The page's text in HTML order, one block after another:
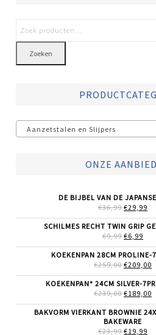
Zoeken
Aanzetstalen en Slijpers
ONZE
DE BIJBEL VAN DE
€36,99
WAS:
€36,99.
€29,99
IS:
SCHILMES RECHT TWIN GRIP
€9,99
WAS:
€9,99.
€6,99
IS:
KOEKENPAN 28CM PROLINE-7
€259,00
WAS:
€259,00.
€209,00
KOEKENPAN* 24CM SILVER-
€239,00
WAS:
€239,00.
€189,00
BAKVORM VIERKANT BROWNIE
BAKEWARE
€23,99 €19,99